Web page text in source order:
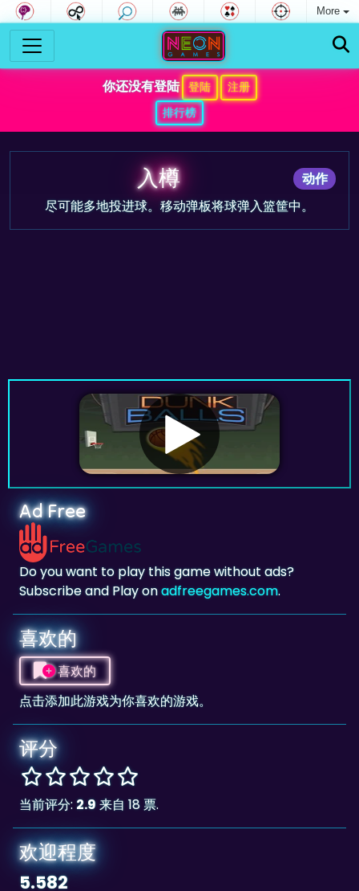
More
你还没有登陆 登陆
注册
排行榜
动作
入樽
尽可能多地投进球。移动弹板将球弹入篮筐中。
Ad Free
Do you want to play this game without ads?
Subscribe and Play on
喜欢的
喜欢的
点击添加此游戏为你喜欢的游戏。
评分
当前评分: 2.9 来自 18 票.
欢迎程度
5.582
这个游戏被玩了 5.582 次.